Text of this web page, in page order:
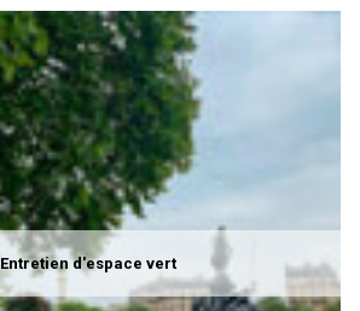
Entretien d'espace vert